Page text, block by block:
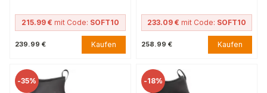
215.99 € mit Code: SOFT10
239.99 € Kaufen
233.09 € mit Code: SOFT10
258.99 € Kaufen
-35% -18%